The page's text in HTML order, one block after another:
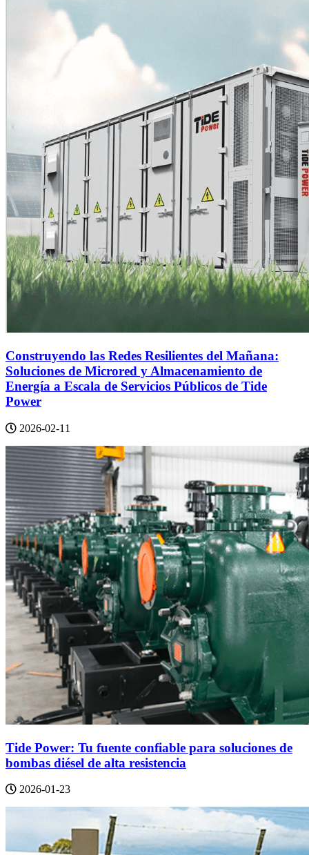
Construyendo las Redes Resilientes del Mañana:
Soluciones de Microred y Almacenamiento de
Energía a Escala de Servicios Públicos de Tide
Power
2026-02-11
Tide Power: Tu fuente confiable para soluciones de
bombas diésel de alta resistencia
2026-01-23